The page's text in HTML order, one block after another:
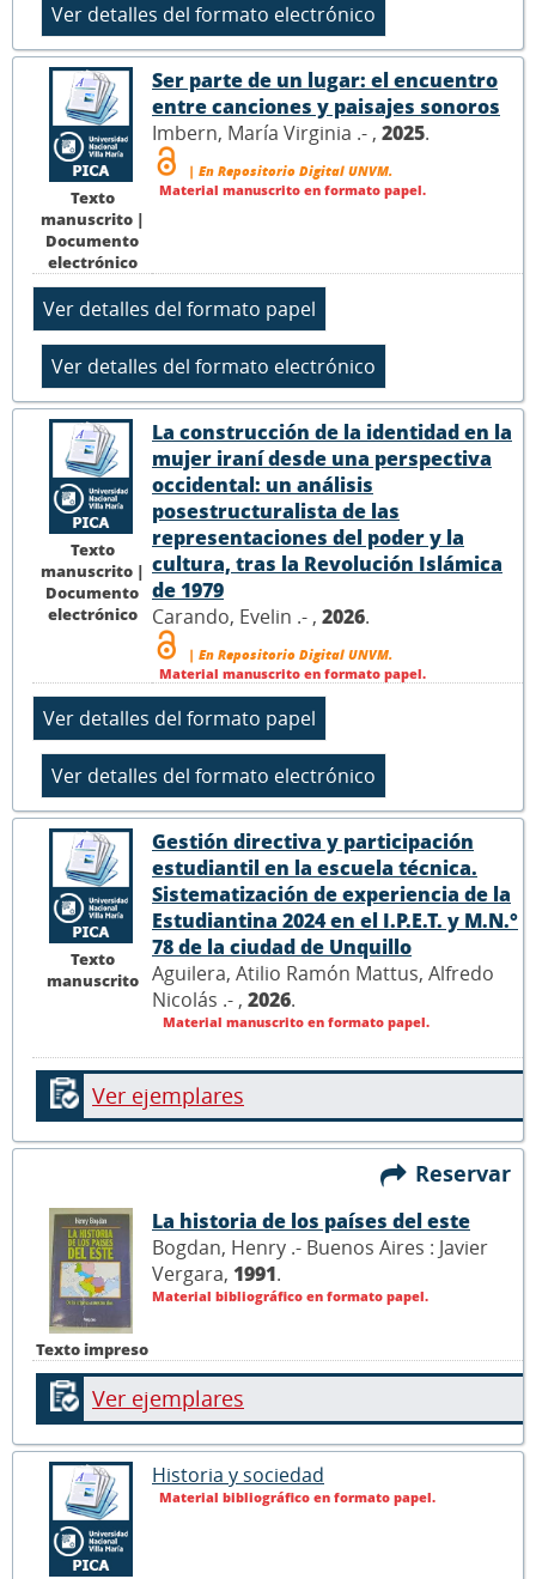
Texto
manuscrito |
Documento
electrónico
Ser parte de un lugar: el encuentro
entre canciones y paisajes sonoros
Imbern, María Virginia .- , 2025.
| En Repositorio Digital UNVM.
Material manuscrito en formato papel.
Texto
manuscrito |
Documento
electrónico
La construcción de la identidad en la
mujer iraní desde una perspectiva
occidental: un análisis
posestructuralista de las
representaciones del poder y la
cultura, tras la Revolución Islámica
de 1979
Carando, Evelin .- , 2026.
| En Repositorio Digital UNVM.
Material manuscrito en formato papel.
Texto
manuscrito
Gestión directiva y participación
estudiantil en la escuela técnica.
Sistematización de experiencia de la
Estudiantina 2024 en el I.P.E.T. y M.N.°
78 de la ciudad de Unquillo
Aguilera, Atilio Ramón Mattus, Alfredo
Nicolás .- , 2026.
Material manuscrito en formato papel.
Ver ejemplares
Reservar
Texto impreso
La historia de los países del este
Bogdan, Henry .- Buenos Aires : Javier
Vergara, 1991.
Material bibliográfico en formato papel.
Ver ejemplares
Historia y sociedad
Material bibliográfico en formato papel.